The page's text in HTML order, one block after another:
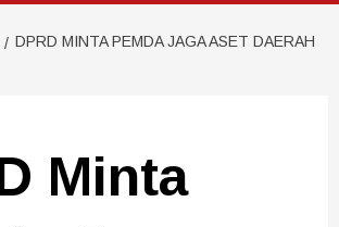
DPRD MINTA PEMDA JAGA ASET DAERAH
Minta